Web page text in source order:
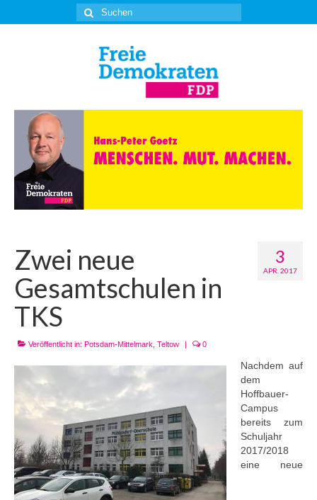
Suche
nach:
3
APR. 2017
Zwei neue
Gesamtschulen in
TKS
Veröffentlicht in: Potsdam-Mittelmark Teltow | 0
Nachdem auf
dem
Hoffbauer-
Campus
bereits zum
Schuljahr
2017/2018
eine neue